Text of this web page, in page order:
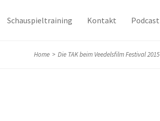
Schauspieltraining Kontakt Podcast
Home > Die TAK beim Veedelsfilm Festival 2015